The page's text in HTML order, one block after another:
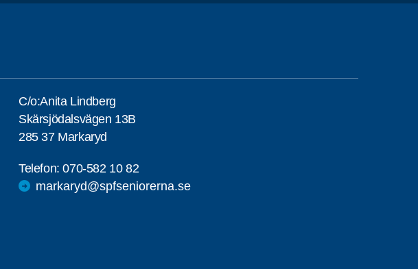
C/o:Anita Lindberg
Skärsjödalsvägen 13B
285 37 Markaryd
Telefon:070-582 10 82
markaryd@spfseniorerna.se